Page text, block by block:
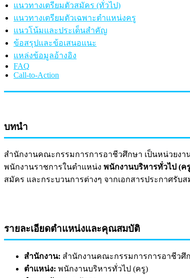
แนวทางเตรียมตัวสมัคร (ทั่วไป)
แนวทางเตรียมตัวเฉพาะตำแหน่งครู
แนวโน้มและประเด็นสำคัญ
ข้อสรุปและข้อเสนอแนะ
แหล่งข้อมูลอ้างอิง
FAQ
Call-to-Action
บทนำ
สำนักงานคณะกรรมการการอาชีวศึกษา เป็นหน่วยง
พนักงานราชการในตำแหน่ง พนักงานบริหารทั่วไป (ค
สมัคร และกระบวนการต่างๆ จากเอกสารประกาศรับ
รายละเอียดตำแหน่งและคุณสมบัติ
สำนักงาน: สำนักงานคณะกรรมการการอาชีวศึ
ตำแหน่ง: พนักงานบริหารทั่วไป (ครู)